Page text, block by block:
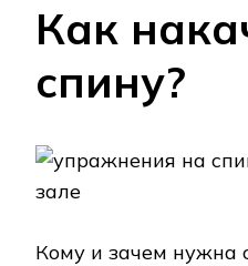
Как
спину?
Кому и зачем нужна